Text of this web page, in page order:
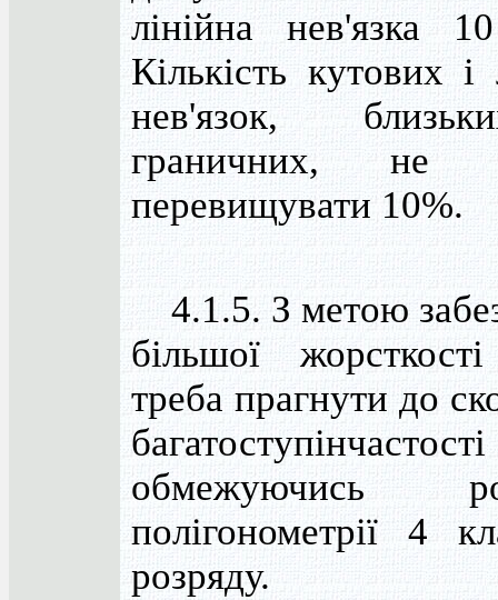
лінійна нев'язка
Кількість кутових і
нев'язок,
граничних, не
перевищувати 10%.
4.1.5. З метою
більшої
треба прагнути до
обмежуючись
полігонометрії 4
розряду.